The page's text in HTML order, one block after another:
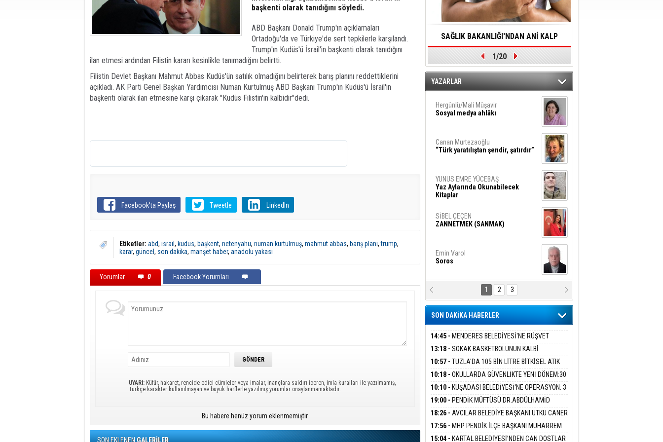
başkenti olarak tanıdığını söyledi.
ABD Başkanı Donald Trump'ın açıklamaları
Ortadoğu'da ve Türkiye'de sert tepkilerle karşılandı.
Trump'ın Kudüs'ü İsrail'in başkenti olarak tanıdığını
ilan etmesi ardından Filistin kararı kesinlikle tanımadığını belirtti.
Filistin Devlet Başkanı Mahmut Abbas Kudüs'ün satılık olmadığını belirterek barış planını reddettiklerini
açıkladı. AK Parti Genel Başkan Yardımcısı Numan Kurtulmuş ABD Başkanı Trump'ın Kudüs'ü İsrail'in
başkenti olarak ilan etmesine karşı çıkarak ''Kudüs Filistin'in kalbidir''dedi.
Facebook'ta Paylaş Tweetle LinkedIn
Etiketler: abd, israil , kudüs, başkent, netenyahu, numan kurtulmuş, mahmut abbas, barış planı,trump,
karar, güncel , son dakika, manşet haber, anadolu yakası
Yorumlar 0 Facebook Yorumları
UYARI: Küfür, hakaret, rencide edici cümleler veya imalar, inançlara saldırı içeren, imla kuralları ile yazılmamış,
Türkçe karakter kullanılmayan ve büyük harflerle yazılmış yorumlar onaylanmamaktadır.
Bu habere henüz yorum eklenmemiştir.
SON EKLENENGALERİLER
SAĞLIK BAKANLIĞI'NDAN ANİ KALP
DURMALARINA HIZLI MÜDAHALE
EDİLMESİNE YÖNELİK ÖNLENMESİ İÇİN
ÖNEMLİ ADIM
1/20
YAZARLAR
Hergünlü/Mali Müşavir
Sosyal medya ahlâkı
Canan Murtezaoğlu
“Türk yaratılıştan şendir, şatırdır”
YUNUS EMRE YÜCEBAŞ
Yaz Aylarında Okunabilecek
Kitaplar
SİBEL ÇEÇEN
ZANNETMEK (SANMAK)
Emin Varol
Soros
Karanlık DNA Kuşaklararası
Şiddetin Biyolojik Faturası
Şiyar Adıyaman
Ben Bu Sahaya Sığmazam
Hasan Ali Çölük
Bir Satırın İçindeki İnsan
Ezgi Kılıç
SİVAS: ATEŞE ATILAN VİCDAN
BARIŞ BAŞARSLAN
1 2 3
SON DAKİKA HABERLER
14:45 - MENDERES BELEDİYESİ'NE RÜŞVET
OPERASYONU:BELEDİYE BAŞKANI İLKAY ÇİÇEK
ADLİYEYE SEVK EDİLDİ
13:18 - SOKAK BASKETBOLUNUN KALBİ
ÜMRANİYE’DE ATACAK
10:57 - TUZLA'DA 105 BİN LİTRE BİTKİSEL ATIK
YAĞ TOPLANDI
10:18 - OKULLARDA GÜVENLİKTE YENİ DÖNEM:30
BİN PERSONEL ALINACAK DEDEKTÖRLÜ ARAMA
GELİYOR
10:10 - KUŞADASI BELEDİYESİ'NE OPERASYON: 3
DALGADA 15 GÖZALTI
19:00 - PENDİK MÜFTÜSÜ DR.ABDÜLHAMİD
PEHLİVAN BASIN MENSUPLARINI AĞIRLADI
18:26 - AVCILAR BELEDİYE BAŞKANI UTKU CANER
ÇANKAYA HAKKINDA TAHLİYE KARARI
17:56 - MHP PENDİK İLÇE BAŞKANI MUHARREM
KIR KARTAL ORDULULAR DERNEĞİ HEYETİNİ
15:04 - KARTAL BELEDİYESİ’NDEN CAN DOSTLAR